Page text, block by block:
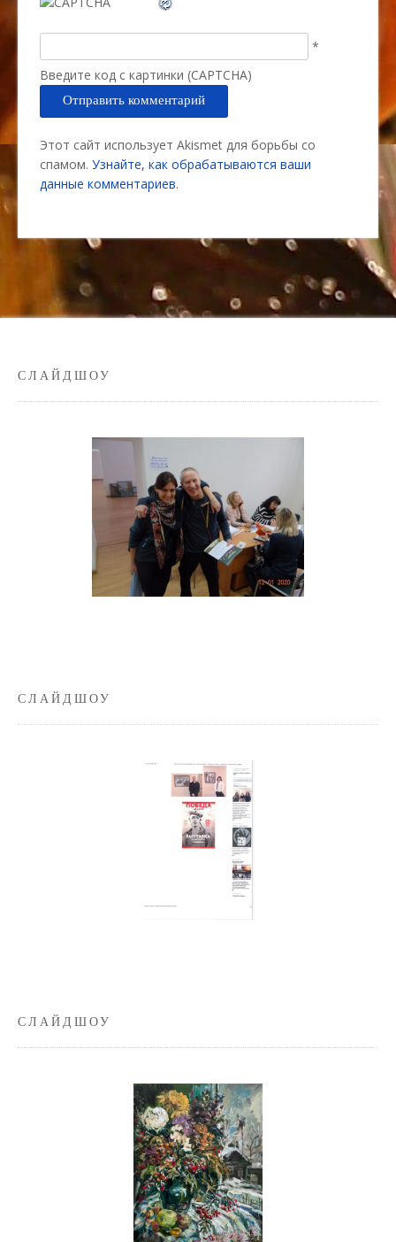
Введите код с картинки (CAPTCHA)
*
Этот сайт использует Akismet для борьбы со
спамом. Узнайте, как обрабатываются ваши
данные комментариев.
СЛАЙДШОУ
СЛАЙДШОУ
СЛАЙДШОУ